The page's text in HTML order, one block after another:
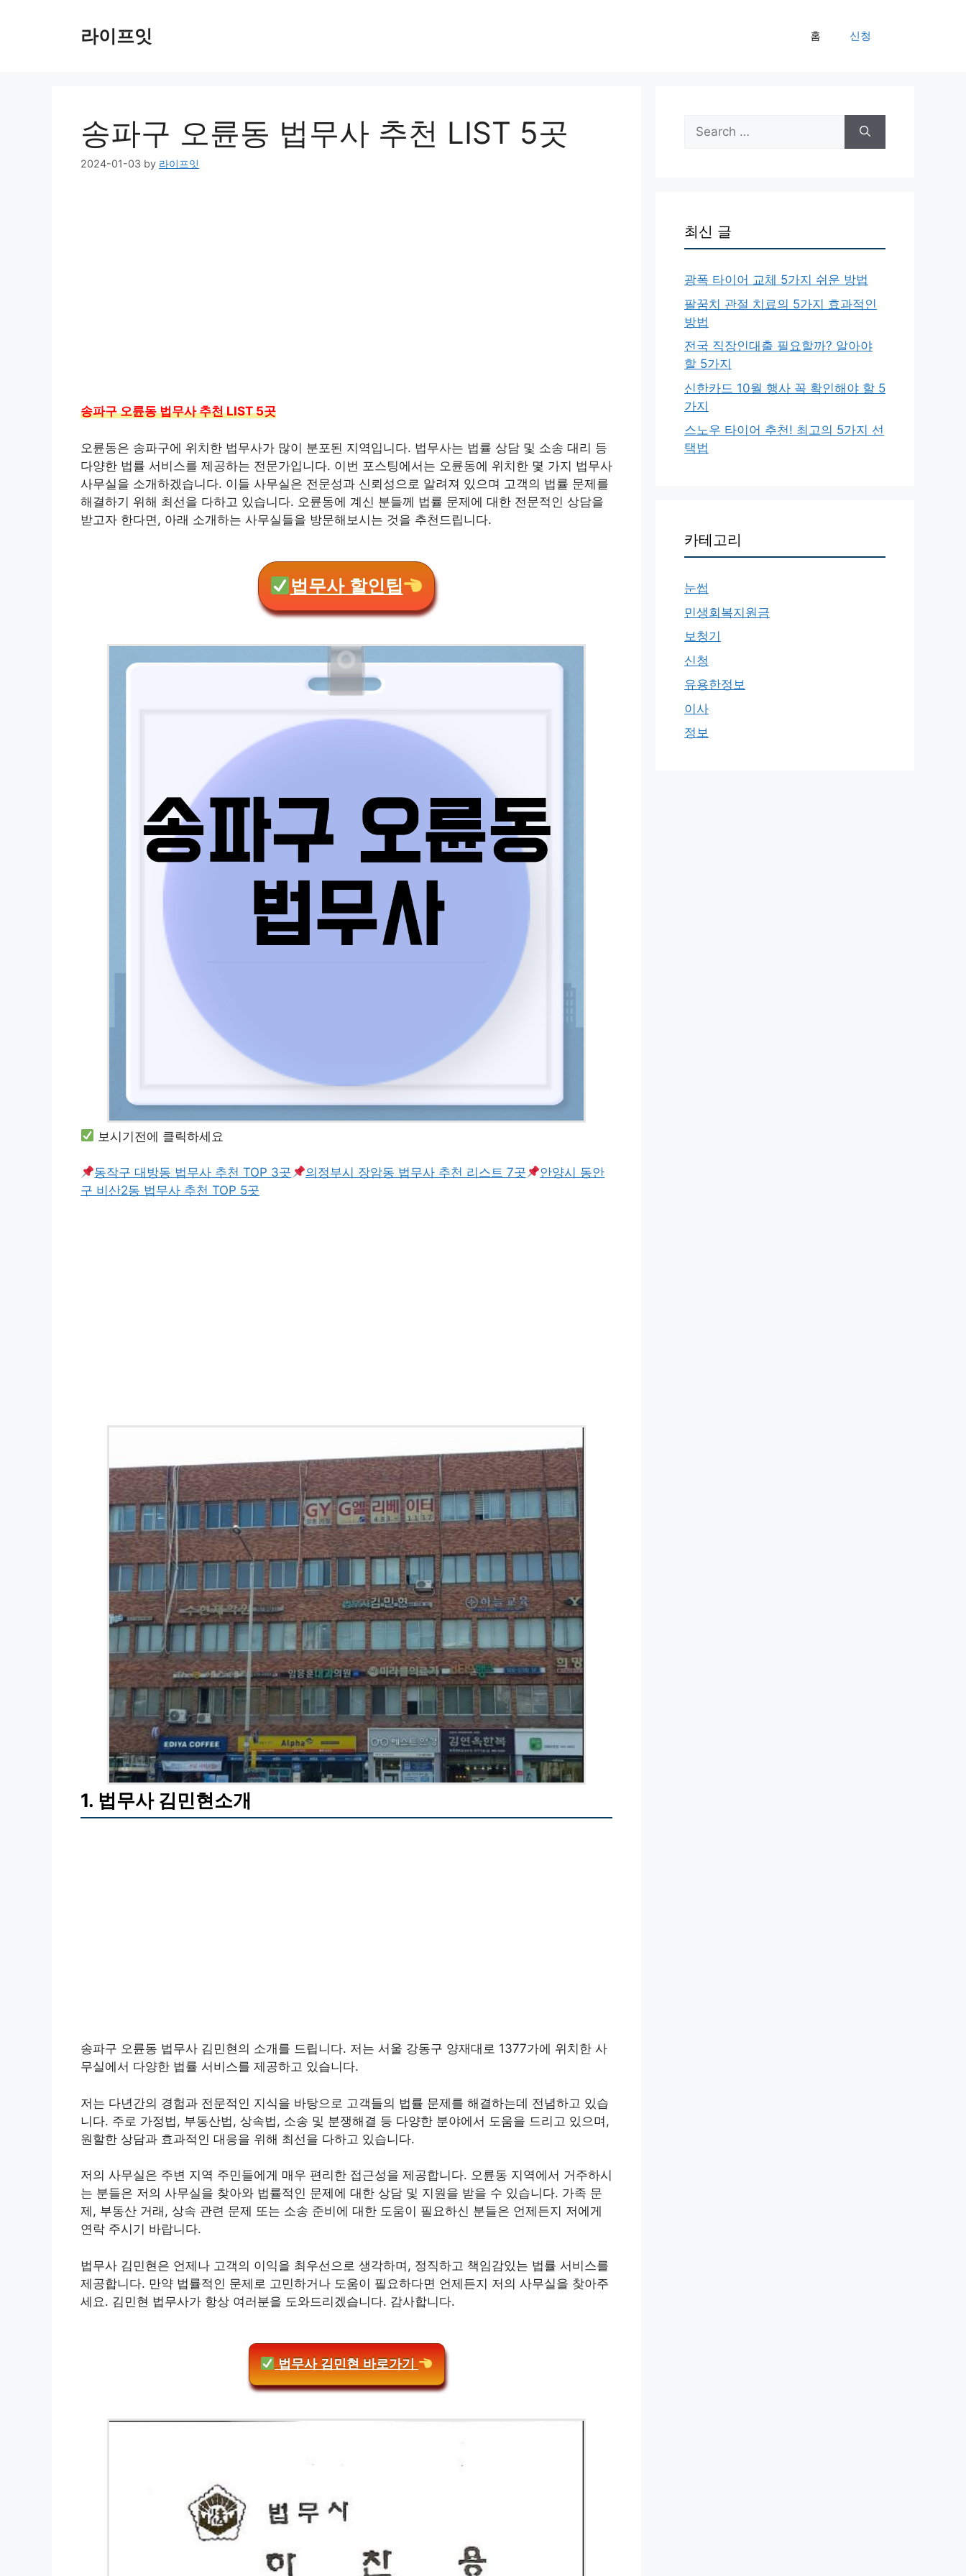
라이프잇 홈 신청
송파구 오륜동 법무사 추천 LIST 5곳
2024-01-03 by 라이프잇
송파구 오륜동 법무사 추천 LIST 5곳
오륜동은 송파구에 위치한 법무사가 많이 분포된 지역입니다. 법무사는 법률 상담 및 소송 대리 등
다양한 법률 서비스를 제공하는 전문가입니다. 이번 포스팅에서는 오륜동에 위치한 몇 가지 법무사
사무실을 소개하겠습니다. 이들 사무실은 전문성과 신뢰성으로 알려져 있으며 고객의 법률 문제를
해결하기 위해 최선을 다하고 있습니다. 오륜동에 계신 분들께 법률 문제에 대한 전문적인 상담을
받고자 한다면, 아래 소개하는 사무실들을 방문해보시는 것을 추천드립니다.
법무사 할인팁
보시기전에 클릭하세요
동작구 대방동 법무사 추천 TOP 3곳 의정부시 장암동 법무사 추천 리스트 7곳
안양시 동안
구 비산2동 법무사 추천 TOP 5곳
1. 법무사 김민현소개
송파구 오륜동 법무사 김민현의 소개를 드립니다. 저는 서울 강동구 양재대로 1377가에 위치한 사
무실에서 다양한 법률 서비스를 제공하고 있습니다.
저는 다년간의 경험과 전문적인 지식을 바탕으로 고객들의 법률 문제를 해결하는데 전념하고 있습
니다. 주로 가정법, 부동산법, 상속법, 소송 및 분쟁해결 등 다양한 분야에서 도움을 드리고 있으며,
원할한 상담과 효과적인 대응을 위해 최선을 다하고 있습니다.
저의 사무실은 주변 지역 주민들에게 매우 편리한 접근성을 제공합니다. 오륜동 지역에서 거주하시
는 분들은 저의 사무실을 찾아와 법률적인 문제에 대한 상담 및 지원을 받을 수 있습니다. 가족 문
제, 부동산 거래, 상속 관련 문제 또는 소송 준비에 대한 도움이 필요하신 분들은 언제든지 저에게
연락 주시기 바랍니다.
법무사 김민현은 언제나 고객의 이익을 최우선으로 생각하며, 정직하고 책임감있는 법률 서비스를
제공합니다. 만약 법률적인 문제로 고민하거나 도움이 필요하다면 언제든지 저의 사무실을 찾아주
세요. 김민현 법무사가 항상 여러분을 도와드리겠습니다. 감사합니다.
법무사 김민현 바로가기
Search
for:
최신 글
광폭 타이어 교체 5가지 쉬운 방법
팔꿈치 관절 치료의 5가지 효과적인
방법
전국 직장인대출 필요할까? 알아야
할 5가지
신한카드 10월 행사 꼭 확인해야 할 5
가지
스노우 타이어 추천! 최고의 5가지 선
택법
카테고리
눈썹
민생회복지원금
보청기
신청
유용한정보
이사
정보